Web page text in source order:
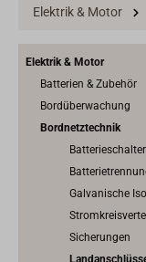
Elektrik & Motor
Elektrik & Motor
Batterien & Zubehör
Bordüberwachung
Bordnetztechnik
Batterieschalter
Galvanische
Sicherungen